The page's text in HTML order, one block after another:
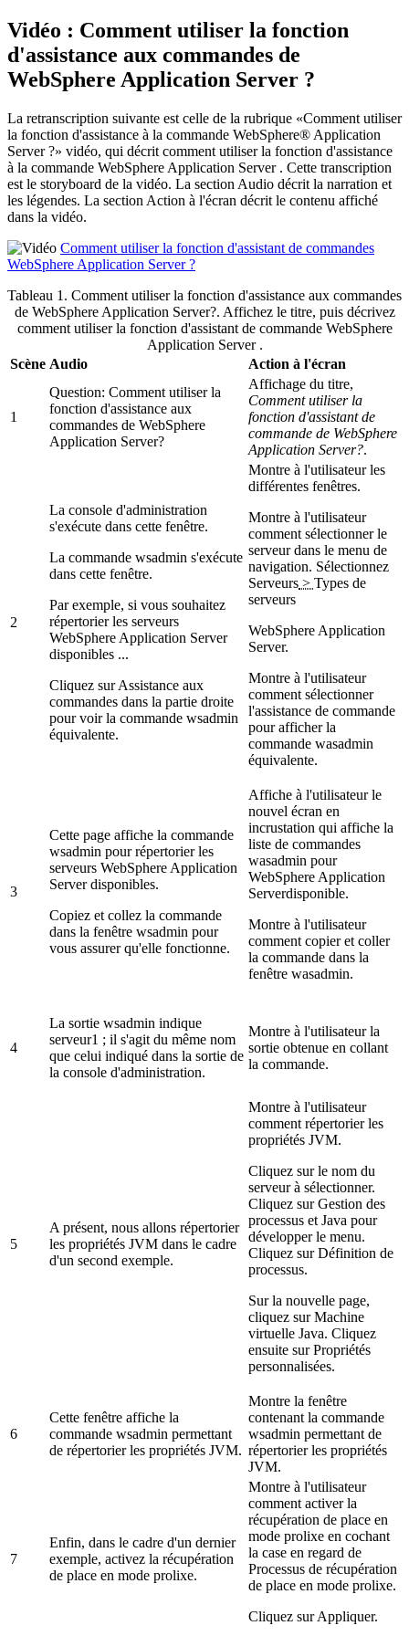
Vidéo : Comment utiliser la fonction
d'assistance aux commandes de
WebSphere Application Server ?
La retranscription suivante est celle de la rubrique
Comment utiliser
la fonction d'assistance à la commande WebSphere® Application
Server ?
vidéo, qui décrit comment utiliser la fonction d'assistance
à la commande WebSphere Application Server . Cette transcription
est le storyboard de la vidéo. La section Audio décrit la narration et
les légendes. La section Action à l'écran décrit le contenu affiché
dans la vidéo.
Comment utiliser la fonction d'assistant de commandes
WebSphere Application Server ?
Tableau 1. Comment utiliser la fonction d'assistance aux commandes
de WebSphere Application Server?. Affichez le titre, puis décrivez
comment utiliser la fonction d'assistant de commande WebSphere
Application Server .
Scène Audio Action à l'écran
1
Question: Comment utiliser la
fonction d'assistance aux
commandes de WebSphere
Application Server?
Affichage du titre,
Comment utiliser la
fonction d'assistant de
commande de WebSphere
Application Server?.
2
La console d'administration
s'exécute dans cette fenêtre.
La commande wsadmin s'exécute
dans cette fenêtre.
Par exemple, si vous souhaitez
répertorier les serveurs
WebSphere Application Server
disponibles ...
Cliquez surAssistance aux
commandes dans la partie droite
pour voir la commande wsadmin
équivalente.
Montre à l'utilisateur les
différentes fenêtres.
Montre à l'utilisateur
comment sélectionner le
serveur dans le menu de
navigation. Sélectionnez
Serveurs > Types de
serveurs
WebSphere Application
Server.
Montre à l'utilisateur
comment sélectionner
l'assistance de commande
pour afficher la
commande wasadmin
équivalente.
3
Cette page affiche la commande
wsadmin pour répertorier les
serveurs WebSphere Application
Server disponibles.
Copiez et collez la commande
dans la fenêtre wsadmin pour
vous assurer qu'elle fonctionne.
Affiche à l'utilisateur le
nouvel écran en
incrustation qui affiche la
liste de commandes
wasadmin pour
WebSphere Application
Serverdisponible.
Montre à l'utilisateur
comment copier et coller
la commande dans la
fenêtre wasadmin.
4
La sortie wsadmin indique
serveur1 ; il s'agit du même nom
que celui indiqué dans la sortie de
la console d'administration.
Montre à l'utilisateur la
sortie obtenue en collant
la commande.
5
A présent, nous allons répertorier
les propriétés JVM dans le cadre
d'un second exemple.
Montre à l'utilisateur
comment répertorier les
propriétés JVM.
Cliquez sur le nom du
serveur à sélectionner.
Cliquez surGestion des
processus et Java pour
développer le menu.
Cliquez surDéfinition de
processus.
Sur la nouvelle page,
cliquez surMachine
virtuelle Java. Cliquez
ensuite surPropriétés
personnalisées.
6
Cette fenêtre affiche la
commande wsadmin permettant
de répertorier les propriétés JVM.
Montre la fenêtre
contenant la commande
wsadmin permettant de
répertorier les propriétés
JVM.
7
Enfin, dans le cadre d'un dernier
exemple, activez la récupération
de place en mode prolixe.
Montre à l'utilisateur
comment activer la
récupération de place en
mode prolixe en cochant
la case en regard de
Processus de récupération
de place en mode prolixe.
Cliquez surAppliquer.